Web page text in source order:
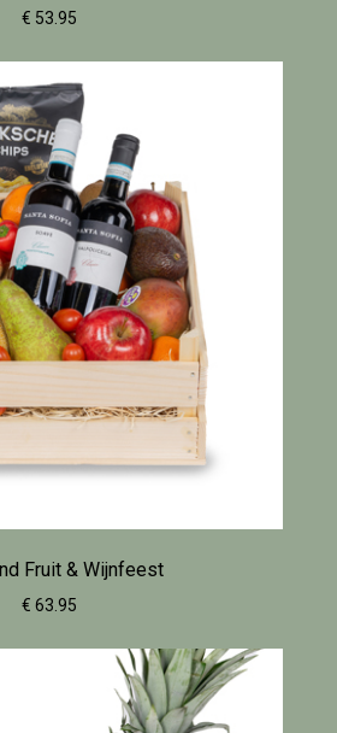
€ 53.95
Fruit & Wijnfeest
€ 63.95